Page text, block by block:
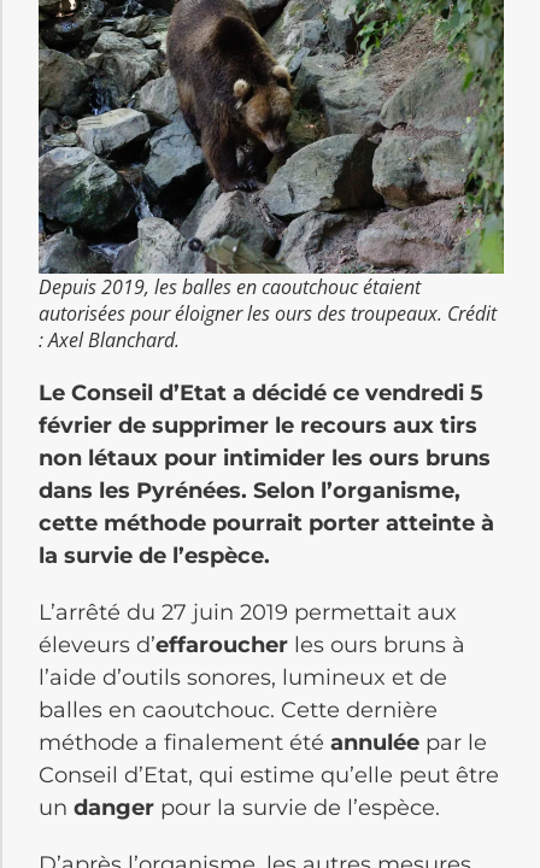
Depuis 2019, les balles en caoutchouc étaient
autorisées pour éloigner les ours des troupeaux. Crédit
: Axel Blanchard.
Le Conseil d’Etat a décidé ce vendredi 5
février de supprimer le recours aux tirs
non létaux pour intimider les ours bruns
dans les Pyrénées. Selon l’organisme,
cette méthode pourrait porter atteinte à
la survie de l’espèce.
L’arrêté du 27 juin 2019 permettait aux
éleveurs d’effaroucher les ours bruns à
l’aide d’outils sonores, lumineux et de
balles en caoutchouc. Cette dernière
méthode a finalement été annulée par le
Conseil d’Etat, qui estime qu’elle peut être
un danger pour la survie de l’espèce.